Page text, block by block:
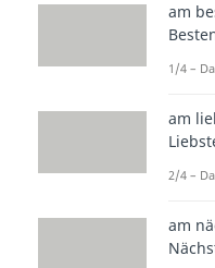
am
1/4 –
am
2/4 –
am